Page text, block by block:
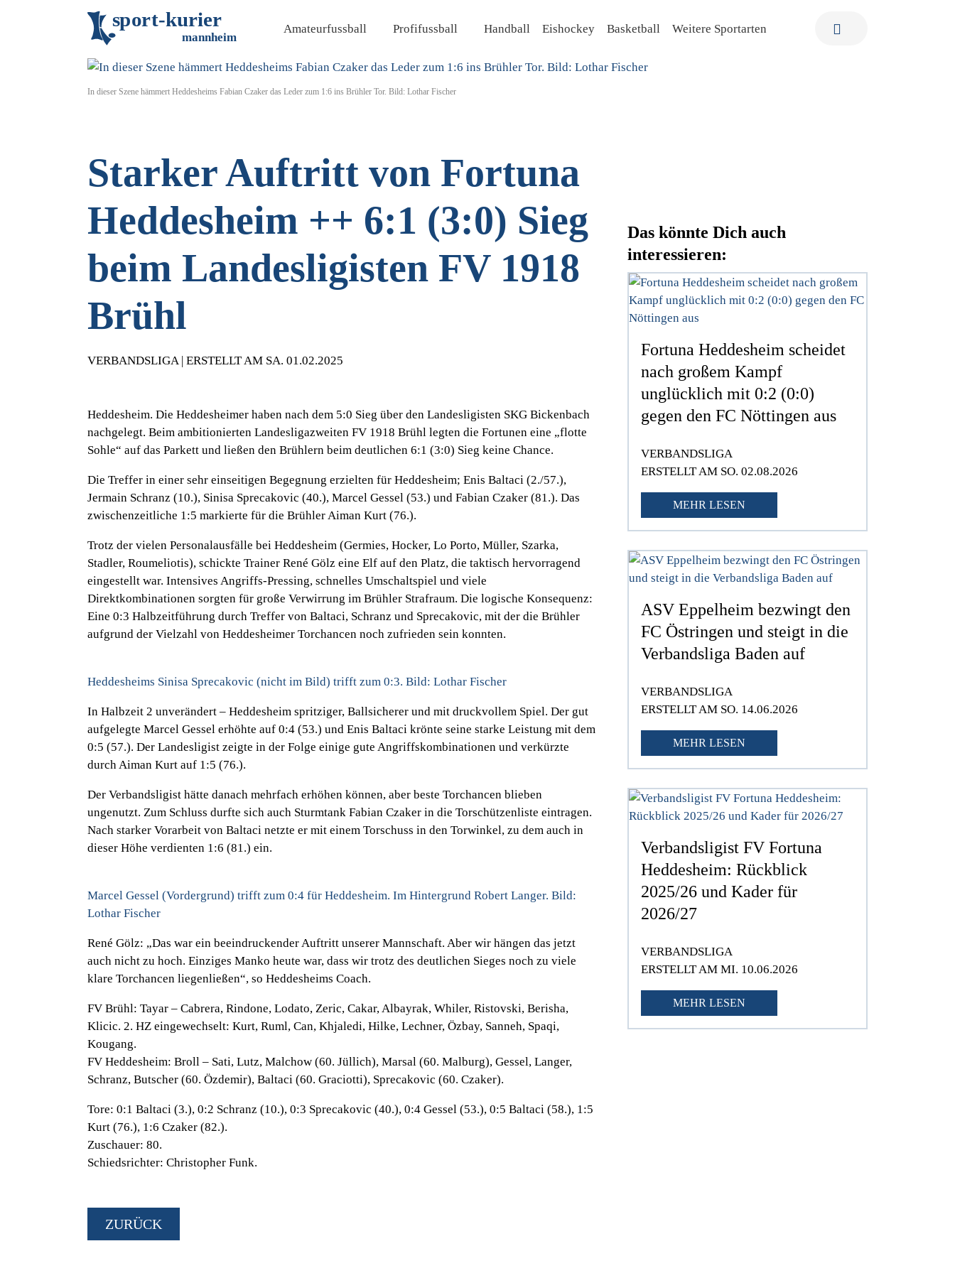
sport-kurier
mannheim
Amateurfussball Profifussball Handball Eishockey Basketball Weitere Sportarten
In dieser Szene hämmert Heddesheims Fabian Czaker das Leder zum 1:6 ins Brühler Tor. Bild: Lothar Fischer
Starker Auftritt von Fortuna
Heddesheim ++ 6:1 (3:0) Sieg
beim Landesligisten FV 1918
Brühl
VERBANDSLIGA | ERSTELLT AM SA. 01.02.2025
Heddesheim. Die Heddesheimer haben nach dem 5:0 Sieg über den Landesligisten SKG Bickenbach
nachgelegt. Beim ambitionierten Landesligazweiten FV 1918 Brühl legten die Fortunen eine „flotte
Sohle“ auf das Parkett und ließen den Brühlern beim deutlichen 6:1 (3:0) Sieg keine Chance.
Die Treffer in einer sehr einseitigen Begegnung erzielten für Heddesheim; Enis Baltaci (2./57.),
Jermain Schranz (10.), Sinisa Sprecakovic (40.), Marcel Gessel (53.) und Fabian Czaker (81.). Das
zwischenzeitliche 1:5 markierte für die Brühler Aiman Kurt (76.).
Trotz der vielen Personalausfälle bei Heddesheim (Germies, Hocker, Lo Porto, Müller, Szarka,
Stadler, Roumeliotis), schickte Trainer René Gölz eine Elf auf den Platz, die taktisch hervorragend
eingestellt war. Intensives Angriffs-Pressing, schnelles Umschaltspiel und viele
Direktkombinationen sorgten für große Verwirrung im Brühler Strafraum. Die logische Konsequenz:
Eine 0:3 Halbzeitführung durch Treffer von Baltaci, Schranz und Sprecakovic, mit der die Brühler
aufgrund der Vielzahl von Heddesheimer Torchancen noch zufrieden sein konnten.
Heddesheims Sinisa Sprecakovic (nicht im Bild) trifft zum 0:3. Bild: Lothar Fischer
In Halbzeit 2 unverändert – Heddesheim spritziger, Ballsicherer und mit druckvollem Spiel. Der gut
aufgelegte Marcel Gessel erhöhte auf 0:4 (53.) und Enis Baltaci krönte seine starke Leistung mit dem
0:5 (57.). Der Landesligist zeigte in der Folge einige gute Angriffskombinationen und verkürzte
durch Aiman Kurt auf 1:5 (76.).
Der Verbandsligist hätte danach mehrfach erhöhen können, aber beste Torchancen blieben
ungenutzt. Zum Schluss durfte sich auch Sturmtank Fabian Czaker in die Torschützenliste eintragen.
Nach starker Vorarbeit von Baltaci netzte er mit einem Torschuss in den Torwinkel, zu dem auch in
dieser Höhe verdienten 1:6 (81.) ein.
Marcel Gessel (Vordergrund) trifft zum 0:4 für Heddesheim. Im Hintergrund Robert Langer. Bild:
Lothar Fischer
René Gölz: „Das war ein beeindruckender Auftritt unserer Mannschaft. Aber wir hängen das jetzt
auch nicht zu hoch. Einziges Manko heute war, dass wir trotz des deutlichen Sieges noch zu viele
klare Torchancen liegenließen“,so Heddesheims Coach.
FV Brühl:Tayar – Cabrera, Rindone, Lodato, Zeric, Cakar, Albayrak, Whiler, Ristovski, Berisha,
Klicic. 2. HZ eingewechselt: Kurt, Ruml, Can, Khjaledi, Hilke, Lechner, Özbay, Sanneh, Spaqi,
Kougang.
FV Heddesheim: Broll – Sati, Lutz, Malchow (60. Jüllich), Marsal (60. Malburg), Gessel, Langer,
Schranz, Butscher (60. Özdemir), Baltaci (60. Graciotti), Sprecakovic (60. Czaker).
Tore:0:1 Baltaci (3.), 0:2 Schranz (10.), 0:3 Sprecakovic (40.), 0:4 Gessel (53.), 0:5 Baltaci (58.), 1:5
Kurt (76.), 1:6 Czaker (82.).
Zuschauer:80.
Schiedsrichter:Christopher Funk.
ZURÜCK
Das könnte Dich auch
interessieren:
Fortuna Heddesheim scheidet
nach großem Kampf
unglücklich mit 0:2 (0:0)
gegen den FC Nöttingen aus
VERBANDSLIGA
ERSTELLT AM SO. 02.08.2026
MEHR LESEN
ASV Eppelheim bezwingt den
FC Östringen und steigt in die
Verbandsliga Baden auf
VERBANDSLIGA
ERSTELLT AM SO. 14.06.2026
MEHR LESEN
Verbandsligist FV Fortuna
Heddesheim: Rückblick
2025/26 und Kader für
2026/27
VERBANDSLIGA
ERSTELLT AM MI. 10.06.2026
MEHR LESEN